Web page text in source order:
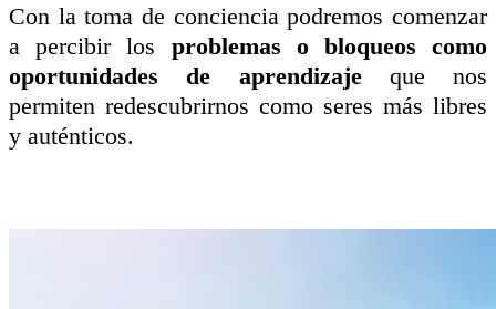
Con la toma de conciencia podremos comenzar
a percibir los problemas o bloqueos como
oportunidades de aprendizajeque nos
permiten redescubrirnos como seres más libres
y auténticos.